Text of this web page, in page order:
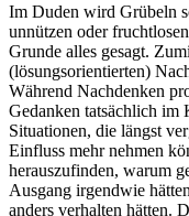
Im Duden wird Grübeln
unnützen oder
Grunde alles gesagt.
(lösungsorientierten)
Während Nachdenken
Gedanken tatsächlich im
Situationen, die längst
Einfluss mehr nehmen
herauszufinden, warum
Ausgang irgendwie
anders verhalten hätten.